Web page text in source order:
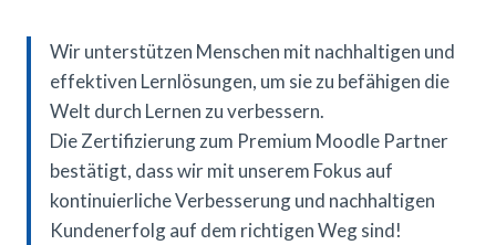
Wir unterstützen Menschen mit nachhaltigen und
effektiven Lernlösungen, um sie zu befähigen die
Welt durch Lernen zu verbessern.
Die Zertifizierung zum Premium Moodle Partner
bestätigt, dass wir mit unserem Fokus auf
kontinuierliche Verbesserung und nachhaltigen
Kundenerfolg auf dem richtigen Weg sind!